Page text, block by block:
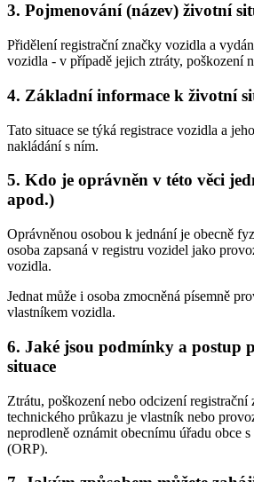
3. Pojmenování (název) životní
Přidělení registrační značky vozidla a
vozidla - v případě jejich ztráty, poškození
4. Základní informace k životní
Tato situace se týká registrace vozidla a
nakládání s ním.
5. Kdo je oprávněn v této věci
apod.)
Oprávněnou osobou k jednání je obecně
osoba zapsaná v registru vozidel jako
vozidla.
Jednat může i osoba zmocněná písemně
vlastníkem vozidla.
6. Jaké jsou podmínky a postup
situace
Ztrátu, poškození nebo odcizení registrační
technického průkazu je vlastník nebo
neprodleně oznámit obecnímu úřadu obce
(ORP).